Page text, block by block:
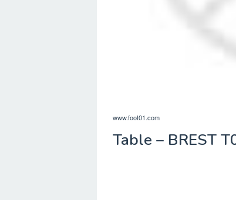
www.foot01.com
Table – BREST